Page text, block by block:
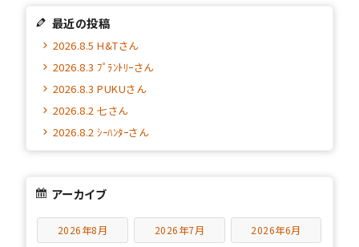
最近の投稿
2026.8.5 H&Tさん
2026.8.3 ﾌﾟﾗﾝﾄﾘｰさん
2026.8.3 PUKUさん
2026.8.2 七さん
2026.8.2 ｼｰﾊﾝﾀｰさん
アーカイブ
2026年8月 2026年7月 2026年6月